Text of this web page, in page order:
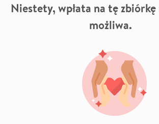
Niestety, wpłata na tę
możliwa.